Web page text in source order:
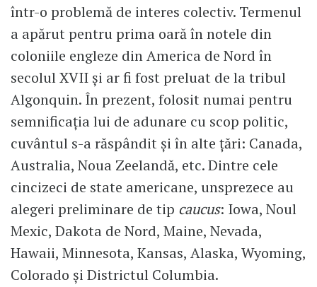
într-o problemă de interes colectiv. Termenul
a apărut pentru prima oară în notele din
coloniile engleze din America de Nord în
secolul XVII şi ar fi fost preluat de la tribul
Algonquin. În prezent, folosit numai pentru
semnificaţia lui de adunare cu scop politic,
cuvântul s-a răspândit şi în alte ţări: Canada,
Australia, Noua Zeelandă, etc. Dintre cele
cincizeci de state americane, unsprezece au
alegeri preliminare de tip caucus: Iowa, Noul
Mexic, Dakota de Nord, Maine, Nevada,
Hawaii, Minnesota, Kansas, Alaska, Wyoming,
Colorado şi Districtul Columbia.